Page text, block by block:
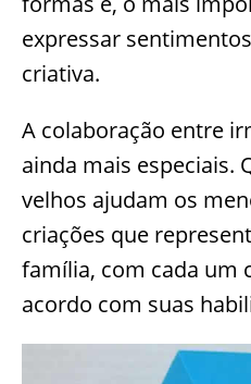
expressar
criativa.
A colaboração entre
ainda mais especiais.
velhos ajudam os
criações que
família, com cada um
acordo com suas